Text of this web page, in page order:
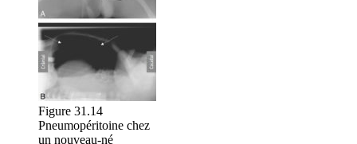
Figure 31.14
Pneumopéritoine chez
un nouveau-né